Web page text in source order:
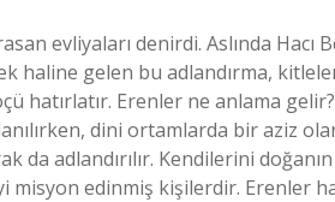
evliyaları denirdi. Aslında Hacı
haline gelen bu adlandırma,
hatırlatır. Erenler ne anlama
dini ortamlarda bir aziz
da adlandırılır. Kendilerini
misyon edinmiş kişilerdir. Erenler